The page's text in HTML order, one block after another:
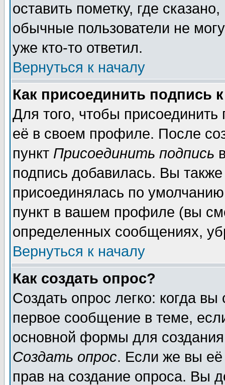
оставить пометку, где
обычные пользователи не
уже кто-то ответил.
Вернуться к началу
Как присоединить подпись
Для того, чтобы
её в своем профиле. После
пункт Присоединить подпись
подпись добавилась. Вы
присоединялась по
пункт в вашем профиле (вы
определенных сообщениях,
Вернуться к началу
Как создать опрос?
Создать опрос легко: когда
первое сообщение в теме,
основной формы для
Создать опрос. Если же вы её
прав на создание опроса. Вы